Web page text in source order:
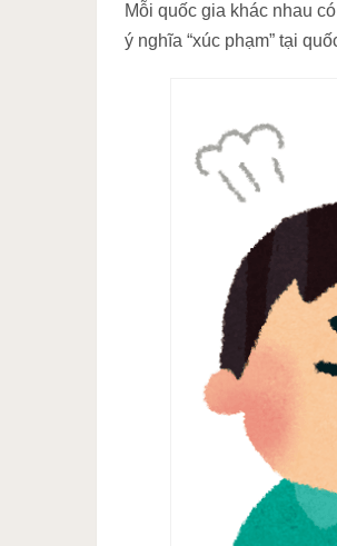
Mỗi quốc gia khác nhau
ý nghĩa “xúc phạm” tại